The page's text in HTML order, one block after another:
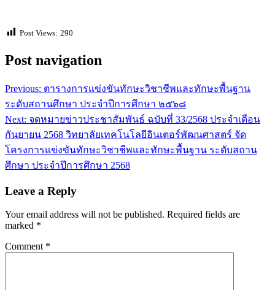
Post Views: 290
Post navigation
Previous: ตารางการแข่งขันทักษะวิชาชีพและทักษะพื้นฐาน
ระดับสถานศึกษา ประจำปีการศึกษา ๒๕๖๘
Next: จดหมายข่าวประชาสัมพันธ์ ฉบับที่ 33/2568 ประจำเดือน
กันยายน 2568 วิทยาลัยเทคโนโลยีอินเตอร์พัฒนศาสตร์ จัด
โครงการแข่งขันทักษะวิชาชีพและทักษะพื้นฐาน ระดับสถาน
ศึกษา ประจำปีการศึกษา 2568
Leave a Reply
Your email address will not be published. Required fields are
marked *
Comment *